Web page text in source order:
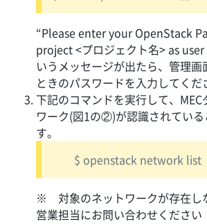
“Please enter your OpenStack
project <プロジェクト名> as user
いうメッセージが出たら、管理画
ときのパスワードを入力してくだ
下記のコマンドを実行して、
ワーク(図1の②)が認識されている
す。
$ openstack network list
※
対象のネットワークが存在
営業担当にお問い合わせください